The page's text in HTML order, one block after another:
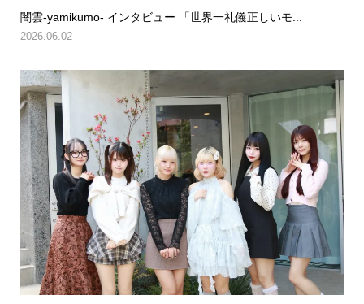
闇雲-yamikumo- インタビュー 「世界一礼儀正しいモ...
2026.06.02